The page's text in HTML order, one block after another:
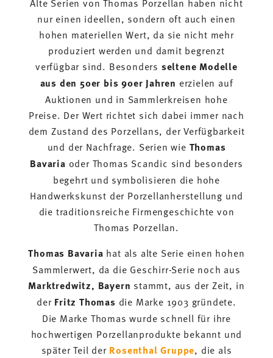
nur einen ideellen, sondern oft auch einen
hohen materiellen Wert, da sie nicht mehr
produziert werden und damit begrenzt
verfügbar sind. Besonders seltene Modelle
aus den 50er bis 90er Jahren erzielen auf
Auktionen und in Sammlerkreisen hohe
Preise. Der Wert richtet sich dabei immer nach
dem Zustand des Porzellans, der Verfügbarkeit
und der Nachfrage. Serien wie Thomas
Bavaria oder Thomas Scandic sind besonders
begehrt und symbolisieren die hohe
Handwerkskunst der Porzellanherstellung und
die traditionsreiche Firmengeschichte von
Thomas Porzellan.
Thomas Bavaria hat als alte Serie einen hohen
Sammlerwert, da die Geschirr-Serie noch aus
Marktredwitz, Bayern stammt, aus der Zeit, in
der Fritz Thomas die Marke 1903 gründete.
Die Marke Thomas wurde schnell für ihre
hochwertigen Porzellanprodukte bekannt und
später Teil der Rosenthal Gruppe, die als